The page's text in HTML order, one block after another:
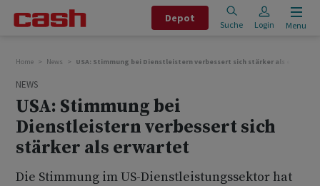
Depot
Suche Login Menu
Home News USA: Stimmung bei Dienstleistern verbessert sich stärker als erwartet
NEWS
USA: Stimmung bei
Dienstleistern verbessert sich
stärker als erwartet
Die Stimmung im US-Dienstleistungssektor hat